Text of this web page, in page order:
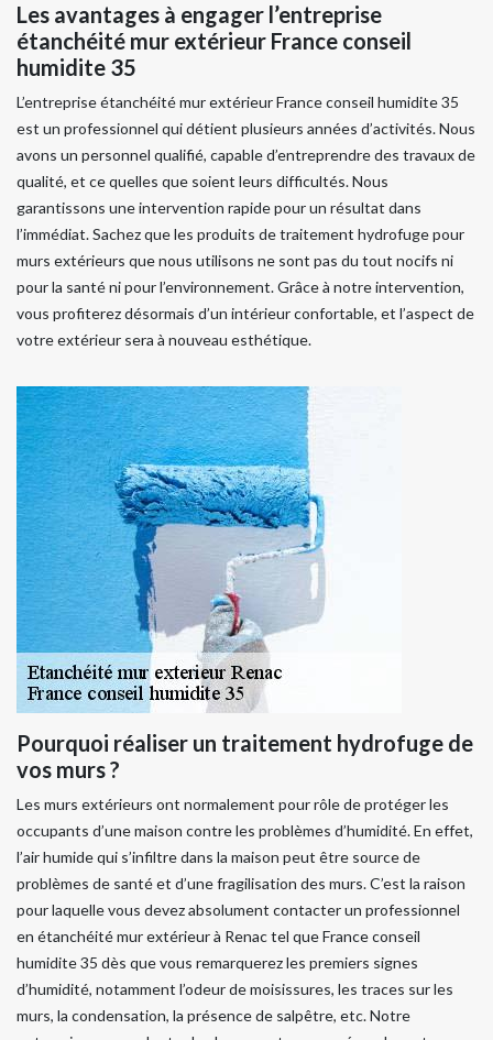
Les avantages à engager l’entreprise
étanchéité mur extérieur France conseil
humidite 35
L’entreprise étanchéité mur extérieur France conseil humidite 35
est un professionnel qui détient plusieurs années d’activités. Nous
avons un personnel qualifié, capable d’entreprendre des travaux de
qualité, et ce quelles que soient leurs difficultés. Nous
garantissons une intervention rapide pour un résultat dans
l’immédiat. Sachez que les produits de traitement hydrofuge pour
murs extérieurs que nous utilisons ne sont pas du tout nocifs ni
pour la santé ni pour l’environnement. Grâce à notre intervention,
vous profiterez désormais d’un intérieur confortable, et l’aspect de
votre extérieur sera à nouveau esthétique.
Pourquoi réaliser un traitement hydrofuge de
vos murs ?
Les murs extérieurs ont normalement pour rôle de protéger les
occupants d’une maison contre les problèmes d’humidité. En effet,
l’air humide qui s’infiltre dans la maison peut être source de
problèmes de santé et d’une fragilisation des murs. C’est la raison
pour laquelle vous devez absolument contacter un professionnel
en étanchéité mur extérieur à Renac tel que France conseil
humidite 35 dès que vous remarquerez les premiers signes
d’humidité, notamment l’odeur de moisissures, les traces sur les
murs, la condensation, la présence de salpêtre, etc. Notre